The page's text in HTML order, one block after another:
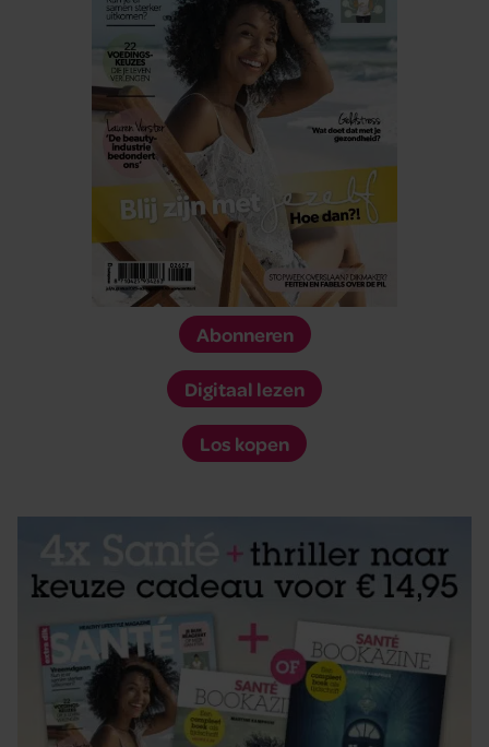
Abonneren
Digitaal lezen
Los kopen